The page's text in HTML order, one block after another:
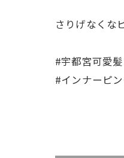
さりげなくな
#宇都宮可愛
#インナーピ